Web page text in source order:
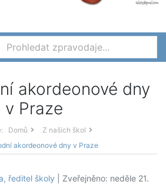
akordeonové dny
v Praze
Domů
Z našich škol
akordeonové dny v Praze
ředitel školy | Zveřejněno: neděle 21.